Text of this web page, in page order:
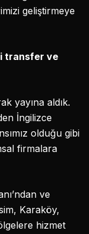
geliştirmeye
transfer ve
yayına aldık.
İngilizce
olduğu gibi
firmalara
ve
Karaköy,
hizmet